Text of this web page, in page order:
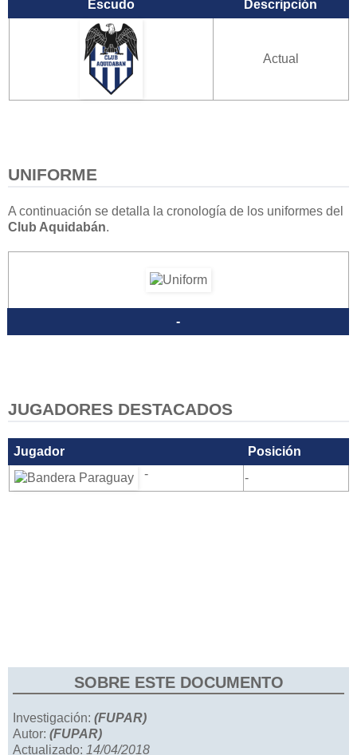
Escudo Descripción
Actual
UNIFORME
A continuación se detalla la cronología de los uniformes del
Club Aquidabán.
-
JUGADORES DESTACADOS
Jugador
Posición
-
-
SOBRE ESTE DOCUMENTO
Investigación: (FUPAR)
Autor: (FUPAR)
Actualizado: 14/04/2018